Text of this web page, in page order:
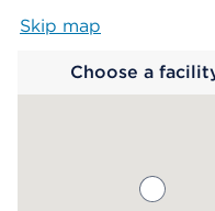
Skip map
Choose a